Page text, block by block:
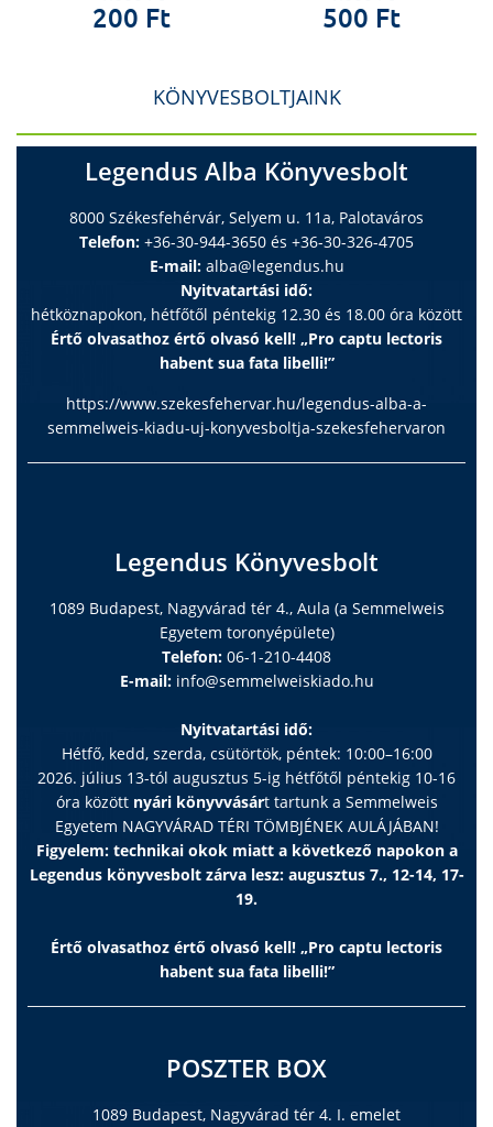
200 Ft 500 Ft
KÖNYVESBOLTJAINK
Legendus Alba Könyvesbolt
8000 Székesfehérvár, Selyem u. 11a, Palotaváros
Telefon: +36-30-944-3650 és +36-30-326-4705
E-mail: alba@legendus.hu
Nyitvatartási idő:
hétköznapokon, hétfőtől péntekig 12.30 és 18.00 óra között
Értő olvasathoz értő olvasó kell! „Pro captu lectoris
habent sua fata libelli!”
https://www.szekesfehervar.hu/legendus-alba-a-
semmelweis-kiadu-uj-konyvesboltja-szekesfehervaron
Legendus Könyvesbolt
1089 Budapest, Nagyvárad tér 4., Aula (a Semmelweis
Egyetem toronyépülete)
Telefon: 06-1-210-4408
E-mail: info@semmelweiskiado.hu
Nyitvatartási idő:
Hétfő, kedd, szerda, csütörtök, péntek: 10:00–16:00
2026. július 13-tól augusztus 5-ig hétfőtől péntekig 10-16
óra között nyári könyvvásárt tartunk a Semmelweis
Egyetem NAGYVÁRAD TÉRI TÖMBJÉNEK AULÁJÁBAN!
Figyelem: technikai okok miatt a következő napokon a
Legendus könyvesbolt zárva lesz: augusztus 7., 12-14, 17-
19.
Értő olvasathoz értő olvasó kell! „Pro captu lectoris
habent sua fata libelli!”
POSZTER BOX
1089 Budapest, Nagyvárad tér 4. I. emelet